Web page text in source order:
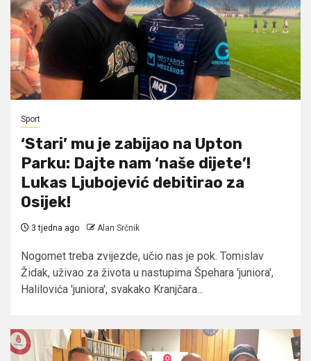
Sport
‘Stari’ mu je zabijao na Upton
Parku: Dajte nam ‘naše dijete’!
Lukas Ljubojević debitirao za
Osijek!
3 tjedna ago Alan Srčnik
Nogomet treba zvijezde, učio nas je pok. Tomislav
Židak, uživao za života u nastupima Špehara 'juniora',
Halilovića 'juniora', svakako Kranjčara...